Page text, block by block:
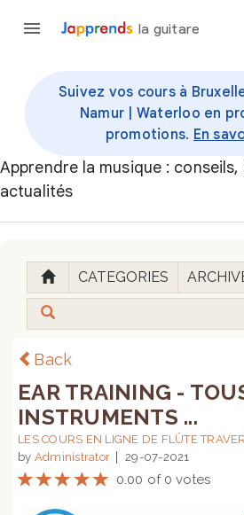
la guitare
Suivez vos cours à
Namur | Waterloo en
promotions. En
Apprendre la musique :
actualités
CATEGORIES
Back
EAR TRAINING -
INSTRUMENTS ...
LES COURS EN LIGNE DE FLÛTE
by Administrator 29-07-2021
0.00 of 0 votes